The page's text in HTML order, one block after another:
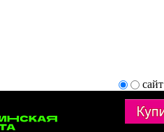
сайт